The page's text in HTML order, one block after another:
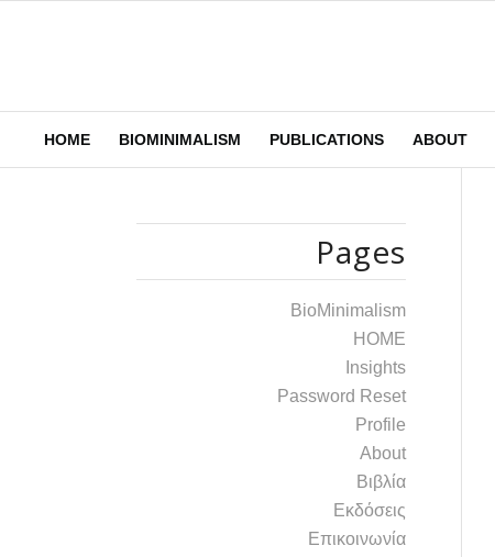
HOME BIOMINIMALISM PUBLICATIONS ABOUT
Pages
BioMinimalism
HOME
Insights
Password Reset
Profile
Αbout
Βιβλία
Εκδόσεις
Επικοινωνία